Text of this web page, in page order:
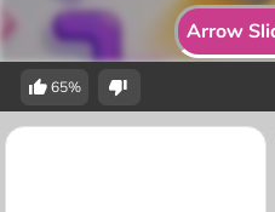
Arrow
65%